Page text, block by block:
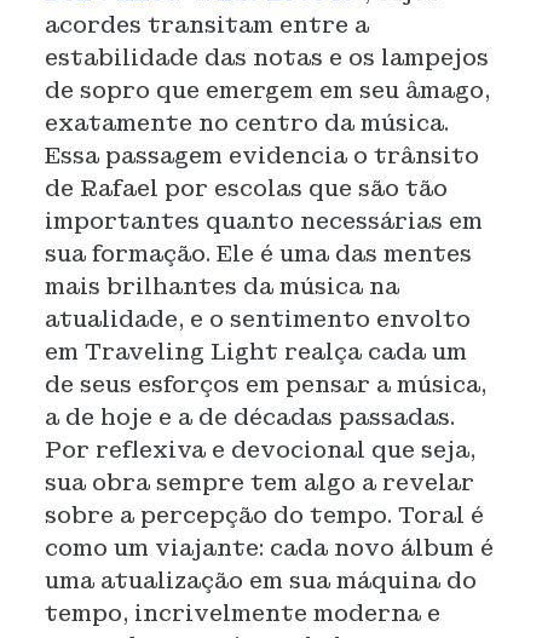
acordes transitam entre a
estabilidade das notas e os lampejos
de sopro que emergem em seu âmago,
exatamente no centro da música.
Essa passagem evidencia o trânsito
de Rafael por escolas que são tão
importantes quanto necessárias em
sua formação. Ele é uma das mentes
mais brilhantes da música na
atualidade, e o sentimento envolto
em Traveling Light realça cada um
de seus esforços em pensar a música,
a de hoje e a de décadas passadas.
Por reflexiva e devocional que seja,
sua obra sempre tem algo a revelar
sobre a percepção do tempo. Toral é
como um viajante: cada novo álbum é
uma atualização em sua máquina do
tempo, incrivelmente moderna e